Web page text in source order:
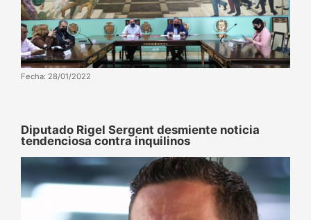
Fecha: 28/01/2022
Diputado Rigel Sergent desmiente noticia
tendenciosa contra inquilinos